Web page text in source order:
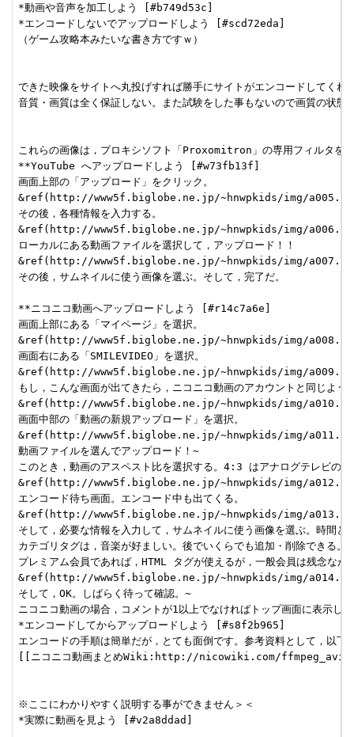
*動画や音声を加工しよう [#b749d53c]
*エンコードしないでアップロードしよう [#scd72eda]
（ゲーム攻略本みたいな書き方ですｗ）
できた映像をサイトへ丸投げすれば勝手にサイトがエンコードしてくれ
音質・画質は全く保証しない。また試験をした事もないので画質の状態
これらの画像は，プロキシソフト「Proxomitron」の専用フィルタを
**YouTube へアップロードしよう [#w73fb13f]
画面上部の「アップロード」をクリック。
&ref(http://www5f.biglobe.ne.jp/~hnwpkids/img/
その後，各種情報を入力する。
&ref(http://www5f.biglobe.ne.jp/~hnwpkids/img/
ローカルにある動画ファイルを選択して，アップロード！！
&ref(http://www5f.biglobe.ne.jp/~hnwpkids/img/
その後，サムネイルに使う画像を選ぶ。そして，完了だ。
**ニコニコ動画へアップロードしよう [#r14c7a6e]
画面上部にある「マイページ」を選択。
&ref(http://www5f.biglobe.ne.jp/~hnwpkids/img/
画面右にある「SMILEVIDEO」を選択。
&ref(http://www5f.biglobe.ne.jp/~hnwpkids/img/
もし，こんな画面が出てきたら，ニコニコ動画のアカウントと同じよう
&ref(http://www5f.biglobe.ne.jp/~hnwpkids/img/
画面中部の「動画の新規アップロード」を選択。
&ref(http://www5f.biglobe.ne.jp/~hnwpkids/img/
動画ファイルを選んでアップロード！~
このとき，動画のアスペスト比を選択する。4:3 はアナログテレビの
&ref(http://www5f.biglobe.ne.jp/~hnwpkids/img/
エンコード待ち画面。エンコード中も出てくる。
&ref(http://www5f.biglobe.ne.jp/~hnwpkids/img/
そして，必要な情報を入力して，サムネイルに使う画像を選ぶ。時間と
カテゴリタグは，音楽が好ましい。後でいくらでも追加・削除できる。~
プレミアム会員であれば，HTML タグが使えるが，一般会員は残念なが
&ref(http://www5f.biglobe.ne.jp/~hnwpkids/img/
そして，OK。しばらく待って確認。~
ニコニコ動画の場合，コメントが1以上でなければトップ画面に表示し
*エンコードしてからアップロードしよう [#s8f2b965]
エンコードの手順は簡単だが，とても面倒です。参考資料として，以下
[[ニコニコ動画まとめWiki:http://nicowiki.com/
※ここにわかりやすく説明する事ができません＞＜
*実際に動画を見よう [#v2a8ddad]